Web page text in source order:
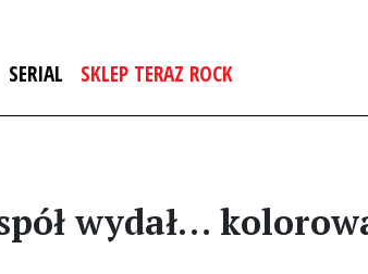
SERIAL SKLEP TERAZ ROCK
wydał…